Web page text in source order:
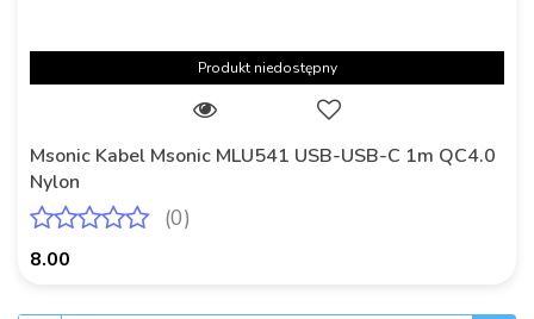
Produkt niedostępny
Msonic Kabel Msonic MLU541 USB-USB-C 1m QC4.0
Nylon
(0)
8.00